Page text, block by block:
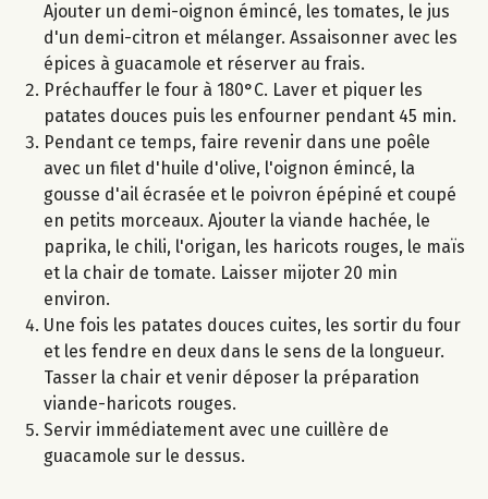
Ajouter un demi-oignon émincé, les tomates, le jus
d'un demi-citron et mélanger. Assaisonner avec les
épices à guacamole et réserver au frais.
Préchauffer le four à 180°C. Laver et piquer les
patates douces puis les enfourner pendant 45 min.
Pendant ce temps, faire revenir dans une poêle
avec un filet d'huile d'olive, l'oignon émincé, la
gousse d'ail écrasée et le poivron épépiné et coupé
en petits morceaux. Ajouter la viande hachée, le
paprika, le chili, l'origan, les haricots rouges, le maïs
et la chair de tomate. Laisser mijoter 20 min
environ.
Une fois les patates douces cuites, les sortir du four
et les fendre en deux dans le sens de la longueur.
Tasser la chair et venir déposer la préparation
viande-haricots rouges.
Servir immédiatement avec une cuillère de
guacamole sur le dessus.